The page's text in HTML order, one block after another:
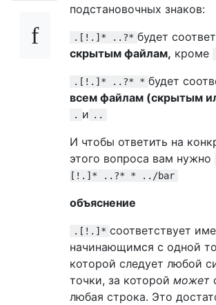
подстановочных знаков:
.[!.]* ..?* будет
скрытым файлам, кроме
.[!.]* ..?* * будет
всем файлам (скрытым
. и ..
И чтобы ответить на
этого вопроса вам нужно
[!.]* ..?* * ../bar
объяснение
.[!.]* соответствует
начинающимся с одной
которой следует любой
точки, за которой может
любая строка. Это